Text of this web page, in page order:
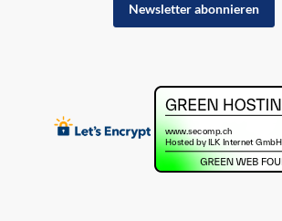
Newsletter abonnieren